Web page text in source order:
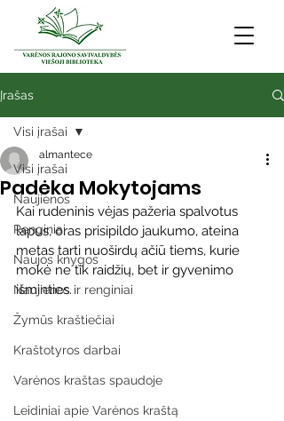
Įrašas
Visi įrašai
Naujienos
Renginiai
Naujos knygos
Naujienos ir renginiai
Žymūs kraštiečiai
Kraštotyros darbai
Varėnos kraštas spaudoje
Leidiniai apie Varėnos kraštą
Visi įrašai
Padėka Mokytojams
almantece
Kai rudeninis vėjas pažeria spalvotus
lapus, oras prisipildo jaukumo, ateina
metas tarti nuoširdų ačiū tiems, kurie
mokė ne tik raidžių, bet ir gyvenimo
išminties.